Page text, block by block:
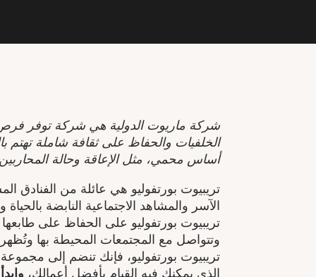
شركة ماريوت الدولية هي شركة توفر
الخلفيات والحفاظ على ثقافة شاملة تهتم
أساس محمي، مثل الإعاقة وحالة
تريبيوت بورتفوليو هي عائلة من الفنادق
الآسر والمشاهد الاجتماعية النابضة
تريبيوت بورتفوليو على الحفاظ على
وتتواصل مع المجتمعات المحيطة بها وتُظهر
تريبيوت بورتفوليو، فإنك تنضم إلى
الذي يمكنك فيه القيام بأفضل أعمالك، وابدأ